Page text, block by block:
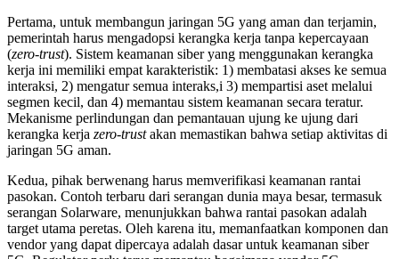
Pertama, untuk membangun jaringan 5G yang aman dan terjamin,
pemerintah harus mengadopsi kerangka kerja tanpa kepercayaan
(zero-trust). Sistem keamanan siber yang menggunakan kerangka
kerja ini memiliki empat karakteristik: 1) membatasi akses ke semua
interaksi, 2) mengatur semua interaks,i 3) mempartisi aset melalui
segmen kecil, dan 4) memantau sistem keamanan secara teratur.
Mekanisme perlindungan dan pemantauan ujung ke ujung dari
kerangka kerja zero-trustakan memastikan bahwa setiap aktivitas di
jaringan 5G aman.
Kedua, pihak berwenang harus memverifikasi keamanan rantai
pasokan. Contoh terbaru dari serangan dunia maya besar, termasuk
serangan Solarware, menunjukkan bahwa rantai pasokan adalah
target utama peretas. Oleh karena itu, memanfaatkan komponen dan
vendor yang dapat dipercaya adalah dasar untuk keamanan siber